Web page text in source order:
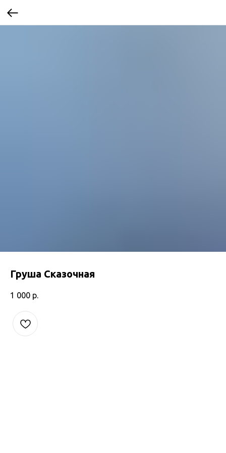
Груша Сказочная
1 000 р.